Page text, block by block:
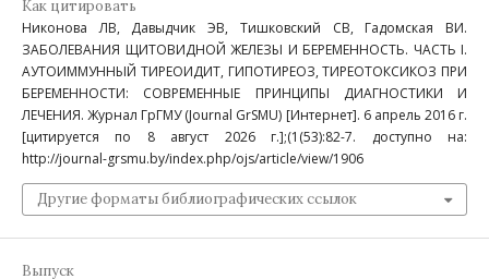
Как цитировать
Никонова ЛВ, Давыдчик ЭВ, Тишковский СВ, Гадомская ВИ.
ЗАБОЛЕВАНИЯ ЩИТОВИДНОЙ ЖЕЛЕЗЫ И БЕРЕМЕННОСТЬ. ЧАСТЬ I.
АУТОИММУННЫЙ ТИРЕОИДИТ, ГИПОТИРЕОЗ, ТИРЕОТОКСИКОЗ ПРИ
БЕРЕМЕННОСТИ: СОВРЕМЕННЫЕ ПРИНЦИПЫ ДИАГНОСТИКИ И
ЛЕЧЕНИЯ. Журнал ГрГМУ (Journal GrSMU) [Интернет]. 6 апрель 2016 г.
[цитируется по 8 август 2026 г.];(1(53):82-7. доступно на:
http://journal-grsmu.by/index.php/ojs/article/view/1906
Другие форматы библиографических ссылок
Выпуск